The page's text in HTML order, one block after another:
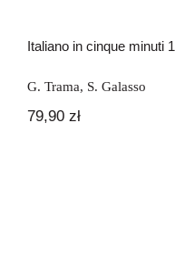
Italiano in cinque minuti 1
G. Trama, S. Galasso
79,90 zł